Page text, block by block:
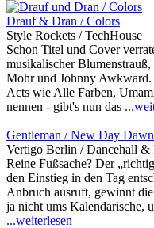
Drauf & Dran / Colors
Style Rockets / TechHouse
Schon Titel und Cover
musikalischer
Mohr und Johnny
Acts wie Alle Farben,
nennen - gibt's nun das
Gentleman / New Day Dawn
Vertigo Berlin / Dancehall &
Reine Fußsache? Der
den Einstieg in den Tag
Anbruch ausruft, gewinnt
ja nicht ums Kalendarische,
...weiterlesen